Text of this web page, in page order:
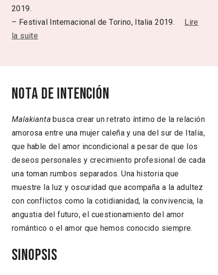
2019.
– Festival Internacional de Torino, Italia 2019.
Lire
la suite
Nota de intención
Malakiantabusca crear un retrato íntimo de la relación
amorosa entre una mujer caleña y una del sur de Italia,
que hable del amor incondicional a pesar de que los
deseos personales y crecimiento profesional de cada
una toman rumbos separados. Una historia que
muestre la luz y oscuridad que acompaña a la adultez
con conflictos como la cotidianidad, la convivencia, la
angustia del futuro, el cuestionamiento del amor
romántico o el amor que hemos conocido siempre.
Sinopsis